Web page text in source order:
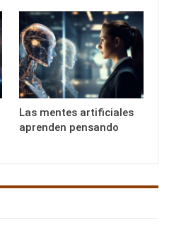
Las mentes artificiales
aprenden pensando